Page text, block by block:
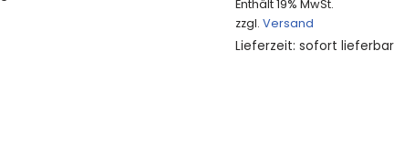
Enthält 19% MwSt.
zzgl. Versand
Lieferzeit: sofort lieferbar